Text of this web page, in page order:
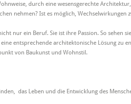
durch eine wesensgerechte
nehmen? Ist es möglich,
nur ein Beruf. Sie ist ihre Passion. So sehen
entsprechende architektonische Lösung zu
von Baukunst und Wohnstil.
das Leben und die Entwicklung des